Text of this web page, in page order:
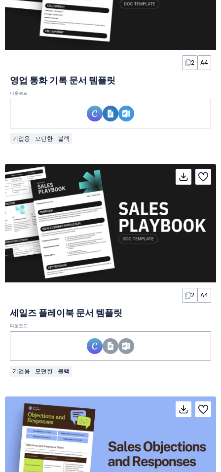
2 A4
영업 통화 기록 문서 템플릿
다운로드
기업용 모던한 블랙
2 A4
세일즈 플레이북 문서 템플릿
다운로드
기업용 모던한 블랙